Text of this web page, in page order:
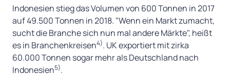
Indonesien stieg das Volumen von 600 Tonnen in 2017
auf 49.500 Tonnen in 2018. "Wenn ein Markt zumacht,
sucht die Branche sich nun mal andere Märkte", heißt
es in Branchenkreisen4). UK exportiert mit zirka
60.000 Tonnen sogar mehr als Deutschland nach
Indonesien5).